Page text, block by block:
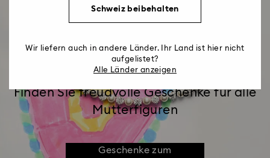
Geschenkideen zum
Muttertag
Finden Sie freudvolle Geschenke für alle
Mutterfiguren
Geschenke zum
Schweiz beibehalten
Wir liefern auch in andere Länder. Ihr Land ist hier nicht
aufgelistet?
Alle Länder anzeigen